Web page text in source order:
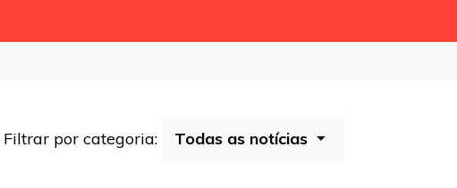
Filtrar por categoria: